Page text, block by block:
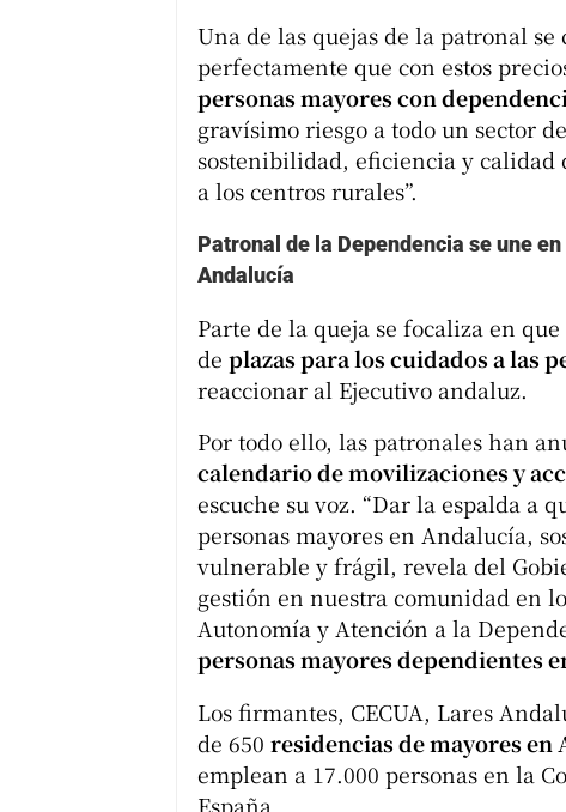
Una de las quejas de la patronal
perfectamente que con estos
personas mayores con
gravísimo riesgo a todo un sector
sostenibilidad, eficiencia y calidad
a los centros rurales”.
Patronal de la Dependencia se une
Andalucía
Parte de la queja se focaliza en
de plazas para los cuidados a las
reaccionar al Ejecutivo andaluz.
Por todo ello, las patronales han
calendario de movilizaciones y
escuche su voz. “Dar la espalda a
personas mayores en Andalucía,
vulnerable y frágil, revela del
gestión en nuestra comunidad en
Autonomía y Atención a la
personas mayores dependientes
Los firmantes, CECUA, Lares
de 650 residencias de mayores en
emplean a 17.000 personas en la
España.